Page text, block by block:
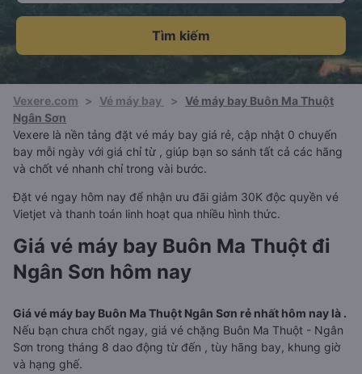
Tìm kiếm
Vexere.com > Vé máy bay > Vé máy bay Buôn Ma Thuột
Ngân Sơn
Vexere là nền tảng đặt vé máy bay giá rẻ, cập nhật 0 chuyến
bay mỗi ngày với giá chỉ từ , giúp bạn so sánh tất cả các hãng
và chốt vé nhanh chỉ trong vài bước.
Đặt vé ngay hôm nay để nhận ưu đãi giảm 30K độc quyền vé
Vietjet và thanh toán linh hoạt qua nhiều hình thức.
Giá vé máy bay Buôn Ma Thuột đi
Ngân Sơn hôm nay
Giá vé máy bay Buôn Ma Thuột Ngân Sơn rẻ nhất hôm nay là .
Nếu bạn chưa chốt ngay, giá vé chặng Buôn Ma Thuột - Ngân
Sơn trong tháng 8 dao động từ đến , tùy hãng bay, khung giờ
và hạng ghế.